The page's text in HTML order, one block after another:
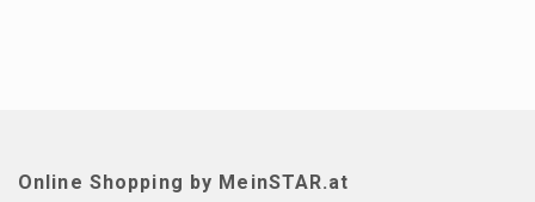
Online Shopping by MeinSTAR.at